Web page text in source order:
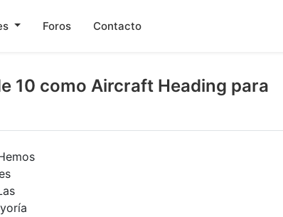
Foros Contacto
10 como Aircraft Heading para